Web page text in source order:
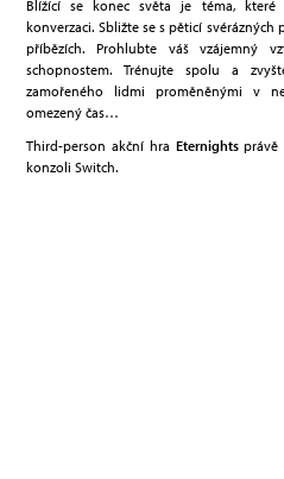
Blížící se konec světa je téma, které
konverzaci. Sbližte se s pěticí
příbězích. Prohlubte váš vzájemný
schopnostem. Trénujte spolu a
zamořeného lidmi proměněnými v
omezený čas…
Third-person akční hra Eternightsprávě
konzoli Switch.